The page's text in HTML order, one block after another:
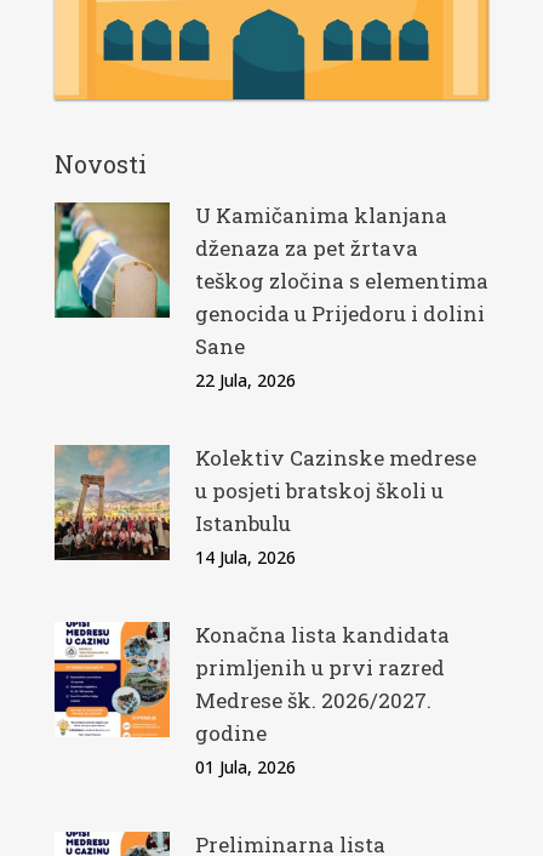
Novosti
U Kamičanima klanjana
dženaza za pet žrtava
teškog zločina s elementima
genocida u Prijedoru i dolini
Sane
22 Jula, 2026
Kolektiv Cazinske medrese
u posjeti bratskoj školi u
Istanbulu
14 Jula, 2026
Konačna lista kandidata
primljenih u prvi razred
Medrese šk. 2026/2027.
godine
01 Jula, 2026
Preliminarna lista